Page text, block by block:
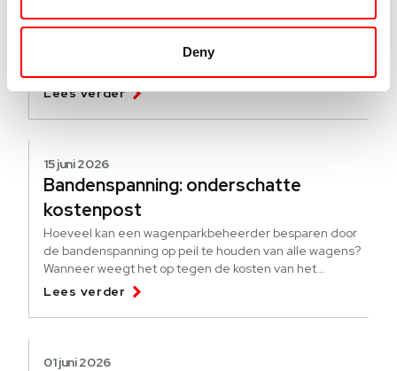
Deny
[update]
Een nieuwe regeling om elektrificatie te stimuleren. Wat
Lees verder
15 juni 2026
Bandenspanning: onderschatte
kostenpost
Hoeveel kan een wagenparkbeheerder besparen door
de bandenspanning op peil te houden van alle wagens?
Wanneer weegt het op tegen de kosten van het
bijhouden?
Lees verder
01 juni 2026